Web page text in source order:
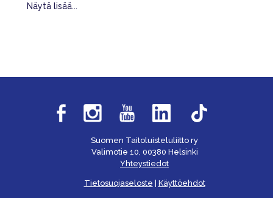
Näytä lisää...
Suomen Taitoluisteluliitto ry
Valimotie 10, 00380 Helsinki
Yhteystiedot
Tietosuojaseloste Käyttöehdot